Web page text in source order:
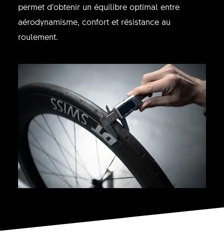
permet d’obtenir un équilibre optimal entre
aérodynamisme, confort et résistance au
roulement.